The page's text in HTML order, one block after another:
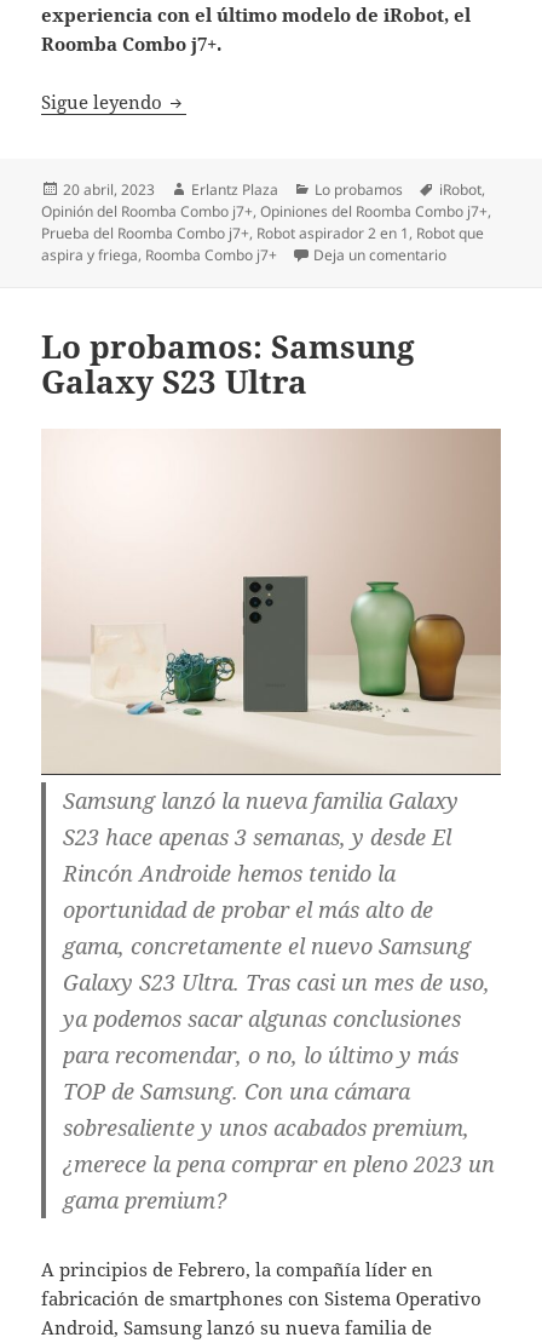
experiencia con el último modelo de iRobot, el
Roomba Combo j7+.
Sigue leyendo Probamos el nuevo Roomba Combo j7+ de
Publicado
el
20 abril, 2023 Autor
Erlantz Plaza Categorías
Lo probamos Etiquetas
iRobot,
Opinión del Roomba Combo j7+,Opiniones del Roomba Combo j7+,
Prueba del Roomba Combo j7+, Robot aspirador 2 en 1, Robot que
aspira y friega, Roomba Combo j7+ Deja un comentarioen Probamos
Lo probamos: Samsung
Galaxy S23 Ultra
Samsung lanzó la nueva familia Galaxy
S23 hace apenas 3 semanas, y desde El
Rincón Androide hemos tenido la
oportunidad de probar el más alto de
gama, concretamente el nuevo Samsung
Galaxy S23 Ultra. Tras casi un mes de uso,
ya podemos sacar algunas conclusiones
para recomendar, o no, lo último y más
TOP de Samsung. Con una cámara
sobresaliente y unos acabados premium,
¿merece la pena comprar en pleno 2023 un
gama premium?
A principios de Febrero, la compañía líder en
fabricación de smartphones con Sistema Operativo
Android, Samsung lanzó su nueva familia de